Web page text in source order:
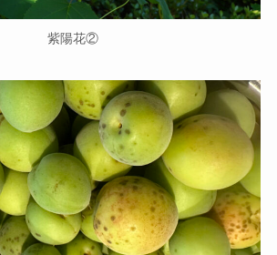
紫陽花②